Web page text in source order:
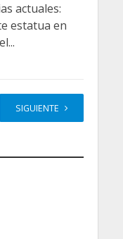
actuales:
estatua en
7
SIGUIENTE